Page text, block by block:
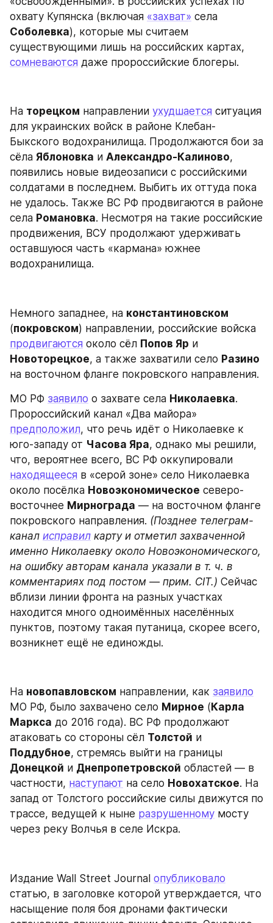
охвату Купянска (включая «захват»
Соболевка), которые мы считаем
сомневаются даже пророссийские блогеры.
На торецком направлении ухудшается ситуация
для украинских войск в районе Клебан-
Быкского водохранилища. Продолжаются бои за
сёла Яблоновка и Александро-Калиново,
появились новые видеозаписи с российскими
солдатами в последнем. Выбить их оттуда пока
не удалось. Также ВС РФ продвигаются в районе
села Романовка. Несмотря на такие российские
продвижения, ВСУ продолжают удерживать
оставшуюся часть «кармана» южнее
водохранилища.
Немного западнее, на константиновском
(покровском
продвигаются около сёл Попов Яр
Новоторецкое, а также захватили село Разино
на восточном фланге покровского направления.
МО РФ заявило о захвате села Николаевка.
предположил, что речь идёт о Николаевке к
юго-западу от Часова Яра, однако мы решили,
находящееся в «серой зоне» село Николаевка
около посёлка Новоэкономическое северо-
восточнее Мирнограда — на восточном фланге
покровского направления. (Позднее телеграм-
канал исправил карту и отметил захваченной
именно Николаевку около Новоэкономического,
на ошибку авторам канала указали в т. ч. в
комментариях под постом — прим. CIT.) Сейчас
вблизи линии фронта на разных участках
находится много одноимённых населённых
пунктов, поэтому такая путаница, скорее всего,
возникнет ещё не единожды.
На новопавловском направлении, как заявило
МО РФ, было захвачено село Мирное ( Карла
Маркса до 2016 года). ВС РФ продолжают
атаковать со стороны сёл Толстой
Поддубное
Донецкой и Днепропетровской областей — в
частности, наступают на село Новохатское. На
запад от Толстого российские силы движутся по
трассе, ведущей к ныне разрушенному мосту
через реку Волчья в селе Искра.
Издание Wall Street Journal опубликовало
статью, в заголовке которой утверждается, что
насыщение поля боя дронами фактически